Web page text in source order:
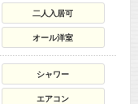
二人入居可
オール洋室
シャワー
エアコン